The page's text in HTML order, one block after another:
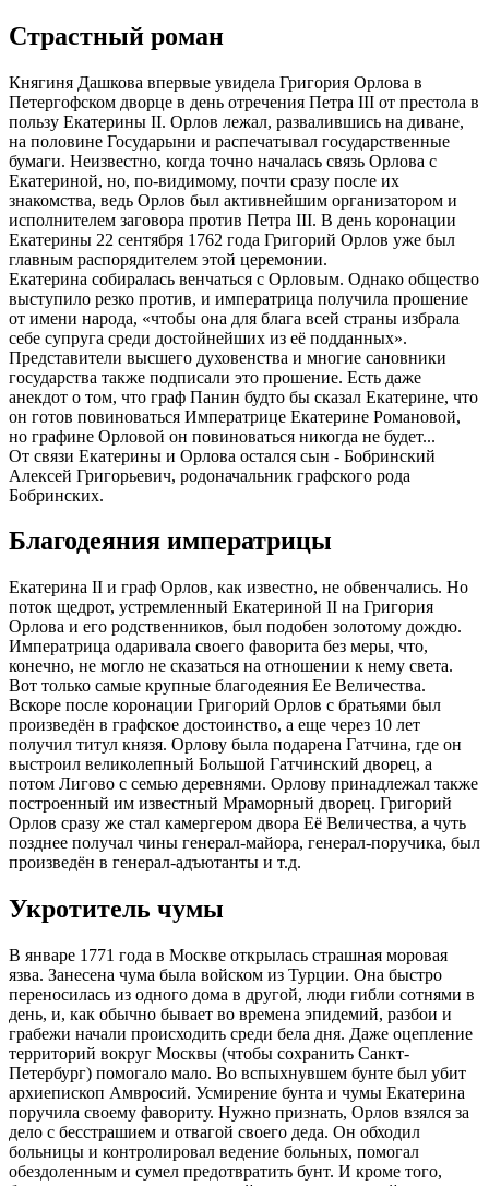
Страстный роман
Княгиня Дашкова впервые увидела Григория Орлова в
Петергофском дворце в день отречения Петра ІІІ от престола в
пользу Екатерины ІІ. Орлов лежал, развалившись на диване,
на половине Государыни и распечатывал государственные
бумаги. Неизвестно, когда точно началась связь Орлова с
Екатериной, но, по-видимому, почти сразу после их
знакомства, ведь Орлов был активнейшим организатором и
исполнителем заговора против Петра ІІІ. В день коронации
Екатерины 22 сентября 1762 года Григорий Орлов уже был
главным распорядителем этой церемонии.
Екатерина собиралась венчаться с Орловым. Однако общество
выступило резко против, и императрица получила прошение
от имени народа, «чтобы она для блага всей страны избрала
себе супруга среди достойнейших из её подданных».
Представители высшего духовенства и многие сановники
государства также подписали это прошение. Есть даже
анекдот о том, что граф Панин будто бы сказал Екатерине, что
он готов повиноваться Императрице Екатерине Романовой,
но графине Орловой он повиноваться никогда не будет...
От связи Екатерины и Орлова остался сын - Бобринский
Алексей Григорьевич, родоначальник графского рода
Бобринских.
Благодеяния императрицы
Екатерина ІІ и граф Орлов, как известно, не обвенчались. Но
поток щедрот, устремленный Екатериной ІІ на Григория
Орлова и его родственников, был подобен золотому дождю.
Императрица одаривала своего фаворита без меры, что,
конечно, не могло не сказаться на отношении к нему света.
Вот только самые крупные благодеяния Ее Величества.
Вскоре после коронации Григорий Орлов с братьями был
произведён в графское достоинство, а еще через 10 лет
получил титул князя. Орлову была подарена Гатчина, где он
выстроил великолепный Большой Гатчинский дворец, а
потом Лигово с семью деревнями. Орлову принадлежал также
построенный им известный Мраморный дворец. Григорий
Орлов сразу же стал камергером двора Её Величества, а чуть
позднее получал чины генерал-майора, генерал-поручика, был
произведён в генерал-адъютанты и т.д.
Укротитель чумы
В январе 1771 года в Москве открылась страшная моровая
язва. Занесена чума была войском из Турции. Она быстро
переносилась из одного дома в другой, люди гибли сотнями в
день, и, как обычно бывает во времена эпидемий, разбои и
грабежи начали происходить среди бела дня. Даже оцепление
территорий вокруг Москвы (чтобы сохранить Санкт-
Петербург) помогало мало. Во вспыхнувшем бунте был убит
архиепископ Амвросий. Усмирение бунта и чумы Екатерина
поручила своему фавориту. Нужно признать, Орлов взялся за
дело с бесстрашием и отвагой своего деда. Он обходил
больницы и контролировал ведение больных, помогал
обездоленным и сумел предотвратить бунт. И кроме того,